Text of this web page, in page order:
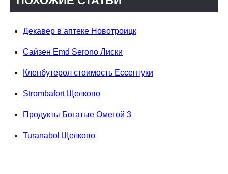
Декавер в аптеке Новотроицк
Сайзен Emd Serono Лиски
Кленбутерол стоимость Ессентуки
Strombafort Щелково
Продукты Богатые Омегой 3
Turanabol Щелково